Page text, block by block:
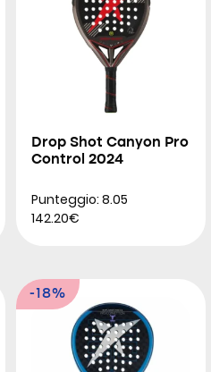
Drop Shot Canyon Pro
Control 2024
Punteggio: 8.05
142.20€
-18%